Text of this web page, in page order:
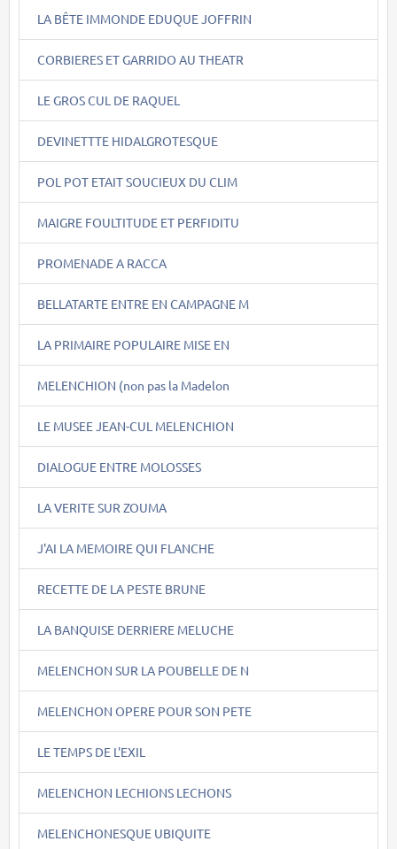
LA BÊTE IMMONDE EDUQUE JOFFRIN
CORBIERES ET GARRIDO AU THEATR
LE GROS CUL DE RAQUEL
DEVINETTTE HIDALGROTESQUE
POL POT ETAIT SOUCIEUX DU CLIM
MAIGRE FOULTITUDE ET PERFIDITU
PROMENADE A RACCA
BELLATARTE ENTRE EN CAMPAGNE M
LA PRIMAIRE POPULAIRE MISE EN
MELENCHION (non pas la Madelon
LE MUSEE JEAN-CUL MELENCHION
DIALOGUE ENTRE MOLOSSES
LA VERITE SUR ZOUMA
J'AI LA MEMOIRE QUI FLANCHE
RECETTE DE LA PESTE BRUNE
LA BANQUISE DERRIERE MELUCHE
MELENCHON SUR LA POUBELLE DE N
MELENCHON OPERE POUR SON PETE
LE TEMPS DE L'EXIL
MELENCHON LECHIONS LECHONS
MELENCHONESQUE UBIQUITE